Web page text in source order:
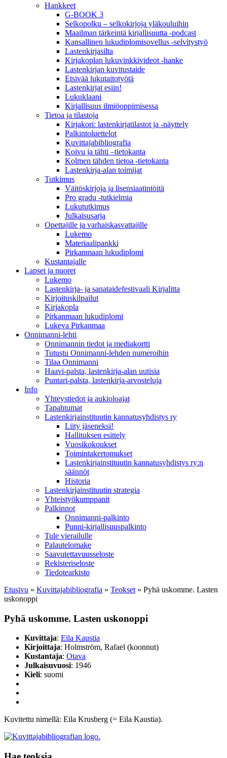
Hankkeet
G-BOOK 3
Selkopolku – selkokirjoja yläkouluihin
Maailman tärkeintä kirjallisuutta -podcast
Kansallinen lukudiplomisovellus -selvitystyö
Lastenkirjasilta
Kirjakoplan lukuvinkkivideot -hanke
Lastenkirjan kuvitustaide
Etsivää lukutaitotyötä
Lastenkirjat esiin!
Lukuklaani
Kirjallisuus ilmiöoppimisessa
Tietoa ja tilastoja
Kirjakori: lastenkirjatilastot ja -näyttely
Palkintoluettelot
Kuvittaja­bibliografia
Koivu ja tähti –tietokanta
Kolmen tähden tietoa -tietokanta
Lastenkirja-alan toimijat
Tutkimus
Väitöskirjoja ja lisensiaatintöitä
Pro gradu -tutkielmia
Lukututkimus
Julkaisusarja
Opettajille ja varhaiskasvattajille
Lukemo
Materiaalipankki
Pirkanmaan lukudiplomi
Kustantajalle
Lapset ja nuoret
Lukemo
Lastenkirja- ja sanataidefestivaali Kirjalitta
Kirjoituskilpailut
Kirjakopla
Pirkanmaan lukudiplomi
Lukeva Pirkanmaa
Onnimanni-lehti
Onnimannin tiedot ja mediakortti
Tutustu Onnimanni-lehden numeroihin
Tilaa Onnimanni
Haavi-palsta, lastenkirja-alan uutisia
Puntari-palsta, lastenkirja-arvosteluja
Info
Yhteystiedot ja aukioloajat
Tapahtumat
Lastenkirjainstituutin kannatusyhdistys ry
Liity jäseneksi!
Hallituksen esittely
Vuosikokoukset
Toimintakertomukset
Lastenkirjainstituutin kannatusyhdistys ry:n
säännöt
Historia
Lastenkirjainstituutin strategia
Yhteistyökumppanit
Palkinnot
Onnimanni-palkinto
Punni-kirjallisuuspalkinto
Tule vierailulle
Palautelomake
Saavutettavuusseloste
Rekisteriseloste
Tiedotearkisto
Etusivu » Kuvittaja­bibliografia » Teokset » Pyhä uskomme. Lasten
uskonoppi
Pyhä uskomme. Lasten uskonoppi
Kuvittaja: Eila Kaustia
Kirjoittaja: Holmström, Rafael (koonnut)
Kustantaja: Otava
Julkaisuvuosi: 1946
Kieli: suomi
Kuvitettu nimellä: Eila Krusberg (= Eila Kaustia).